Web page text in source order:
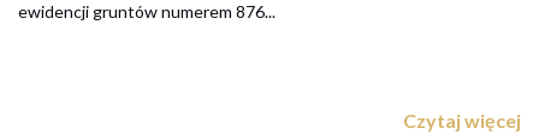
ewidencji gruntów numerem 876...
Czytaj więcej